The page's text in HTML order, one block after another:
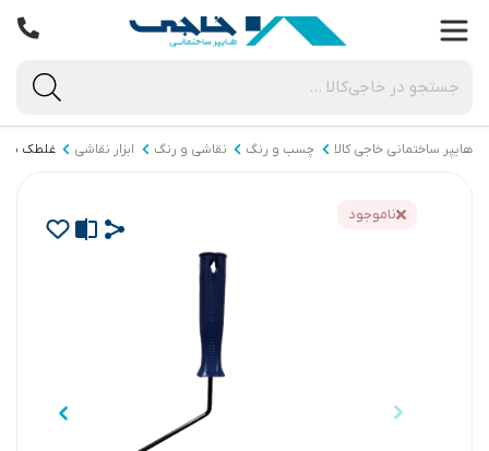
هایپر ساختمانی خاجی‌ کالا چسب و رنگ نقاشی و رنگ ابزار نقاشی غلطک
ناموجود